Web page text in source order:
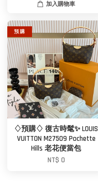
加入購物車
預 購
♢預購♢ 復古時髦✨ LOUIS
VUITTON M27509 Pochette
Hills 老花便當包
NT$ 0